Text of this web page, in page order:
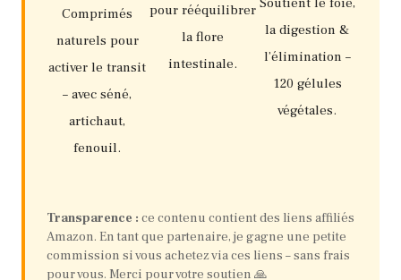
Comprimés
naturels pour
activer le transit
– avec séné,
artichaut,
fenouil.
pour rééquilibrer
la flore
intestinale.
la digestion &
l’élimination –
120 gélules
végétales.
Transparence : ce contenu contient des liens affiliés
Amazon. En tant que partenaire, je gagne une petite
commission si vous achetez via ces liens – sans frais
pour vous. Merci pour votre soutien 🙏